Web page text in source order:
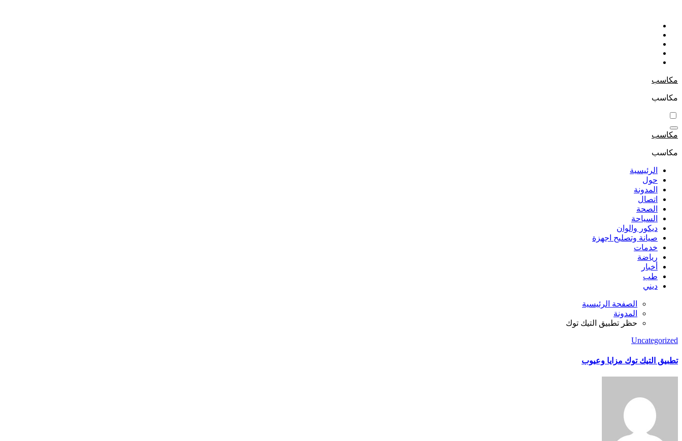
التجاوز
المحتوى
مكاسب
مكاسب
مكاسب
مكاسب
الرئيسية
حول
المدونة
اتصال
الصحة
السياحة
ديكور والوان
صيانة وتصليح اجهزة
خدمات
رياضة
أخبار
طب
ديني
الصفحة الرئيسية
المدونة
حظر تطبيق التيك توك
Uncategorized
تطبيق التيك توك مزايا وعيوب